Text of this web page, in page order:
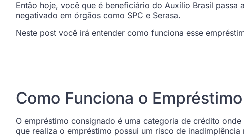
Então hoje, você que é beneficiário do Auxílio Brasil
negativado em órgãos como SPC e Serasa.
Neste post você irá entender como funciona esse
Como Funciona o
O empréstimo consignado é uma categoria de crédito
que realiza o empréstimo possui um risco de inadimplência